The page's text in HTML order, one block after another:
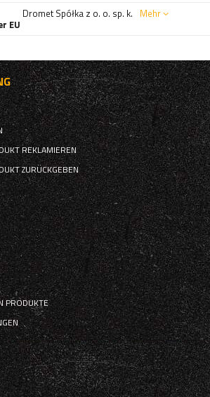
EU
Dromet Spółka z o. o. sp. k. Mehr
REKLAMIEREN
ZURÜCKGEBEN
PRODUKTE